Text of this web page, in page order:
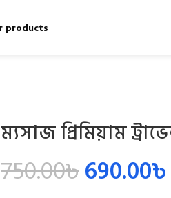
ম্যসাজ প্রিমিয়াম
750.00৳690.00৳